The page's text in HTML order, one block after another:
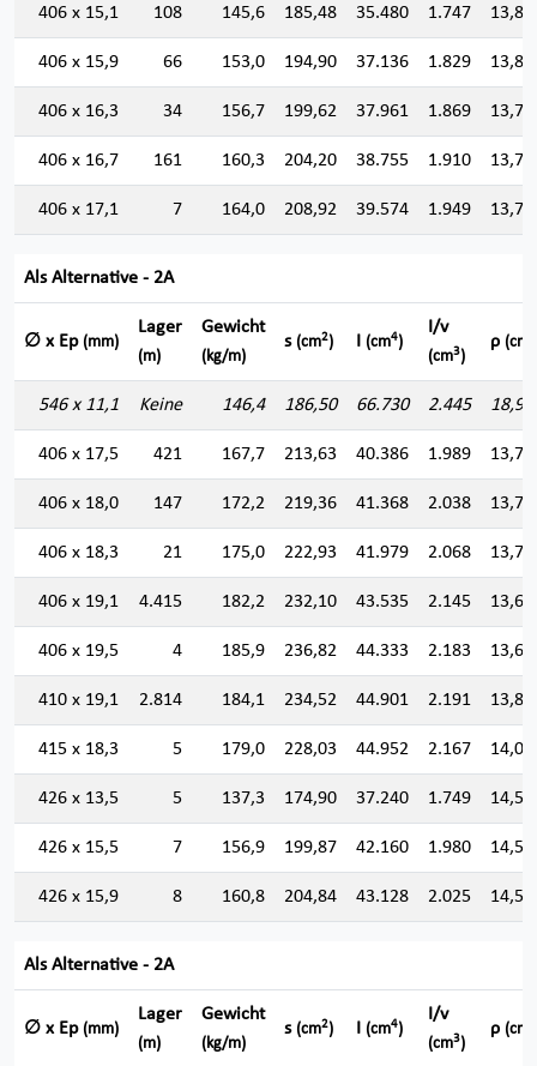
406 x 15,1 108 145,6 185,48 35.480 1.747
406 x 15,9 66 153,0 194,90 37.136 1.829
406 x 16,3 34 156,7 199,62 37.961 1.869
406 x 16,7 161 160,3 204,20 38.755 1.910
406 x 17,1 7 164,0 208,92 39.574 1.949
Als Alternative - 2A
∅ x Ep (mm)
Lager
(m)
Gewicht
(kg/m)
s (cm2) I (cm4)
I/v
(cm3)
ρ (cm)
546 x 11,1 Keine 146,4 186,50 66.730 2.445
406 x 17,5 421 167,7 213,63 40.386 1.989
406 x 18,0 147 172,2 219,36 41.368 2.038
406 x 18,3 21 175,0 222,93 41.979 2.068
406 x 19,1 4.415 182,2 232,10 43.535 2.145
406 x 19,5 4 185,9 236,82 44.333 2.183
410 x 19,1 2.814 184,1 234,52 44.901 2.191
415 x 18,3 5 179,0 228,03 44.952 2.167
426 x 13,5 5 137,3 174,90 37.240 1.749
426 x 15,5 7 156,9 199,87 42.160 1.980
426 x 15,9 8 160,8 204,84 43.128 2.025
Als Alternative - 2A
∅ x Ep (mm)
Lager
(m)
Gewicht
(kg/m)
s (cm2) I (cm4)
I/v
(cm3)
ρ (cm)